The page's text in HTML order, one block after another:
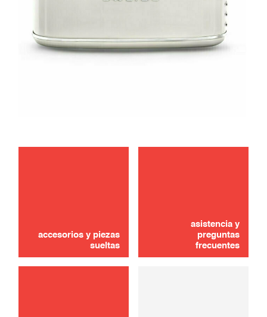
accesorios y piezas
sueltas
asistencia y
preguntas
frecuentes
usar